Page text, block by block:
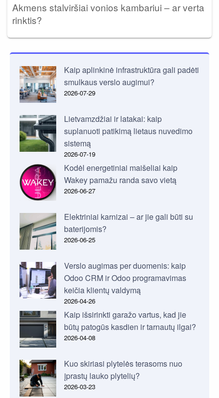
Akmens stalviršiai vonios kambariui – ar verta
rinktis?
Kaip aplinkinė infrastruktūra gali padėti
smulkaus verslo augimui?
2026-07-29
Lietvamzdžiai ir latakai: kaip
suplanuoti patikimą lietaus nuvedimo
sistemą
2026-07-19
Kodėl energetiniai maišeliai kaip
Wakey pamažu randa savo vietą
2026-06-27
Elektriniai karnizai – ar jie gali būti su
baterijomis?
2026-06-25
Verslo augimas per duomenis: kaip
Odoo CRM ir Odoo programavimas
keičia klientų valdymą
2026-04-26
Kaip išsirinkti garažo vartus, kad jie
būtų patogūs kasdien ir tarnautų ilgai?
2026-04-08
Kuo skiriasi plytelės terasoms nuo
įprastų lauko plytelių?
2026-03-23